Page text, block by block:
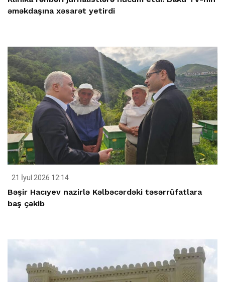
əməkdaşına xəsarət yetirdi
21 İyul 2026 12:14
Bəşir Hacıyev nazirlə Kəlbəcərdəki təsərrüfatlara
baş çəkib